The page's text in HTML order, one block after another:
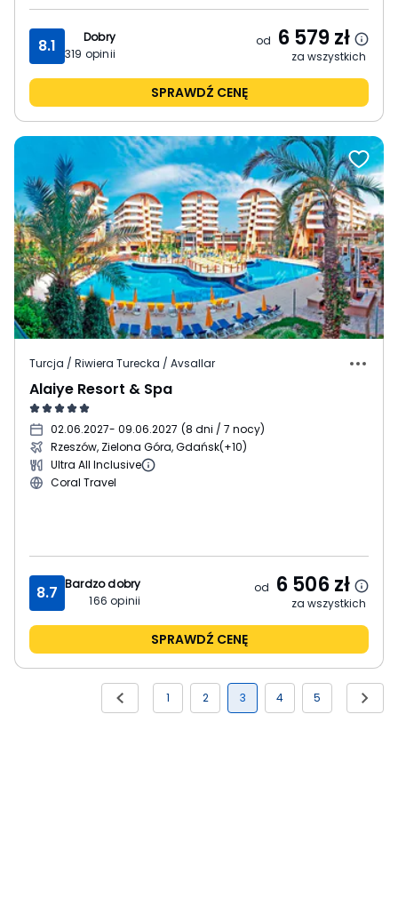
8.1
Dobry
319 opinii
od 6 579zł
za wszystkich
SPRAWDŹ CENĘ
Turcja / Riwiera Turecka / Avsallar
Alaiye Resort & Spa
02.06.2027- 09.06.2027 (8 dni / 7 nocy)
Rzeszów, Zielona Góra, Gdańsk(+10)
Ultra All Inclusive
Coral Travel
8.7 Bardzo dobry
166 opinii
od 6 506zł
za wszystkich
SPRAWDŹ CENĘ
1 2 3 4 5